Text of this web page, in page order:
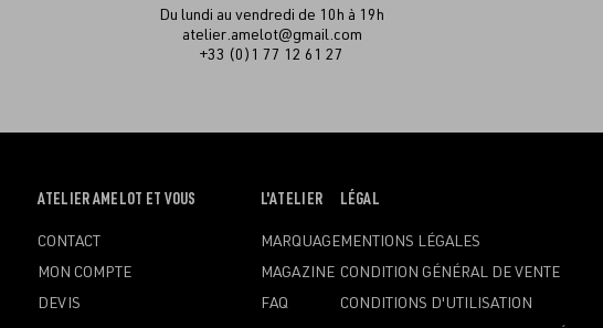
Du lundi au vendredi de 10h à 19h
atelier.amelot@gmail.com
+33 (0)1 77 12 61 27
OUVRIR
MENU
ATELIER AMELOT ET VOUS
CONTACT
MON COMPTE
DEVIS
OUVRIR
MENU
L'ATELIER
MARQUAGE
MAGAZINE
FAQ
OUVRIR
MENU
LÉGAL
MENTIONS LÉGALES
CONDITION GÉNÉRAL DE VENTE
CONDITIONS D'UTILISATION